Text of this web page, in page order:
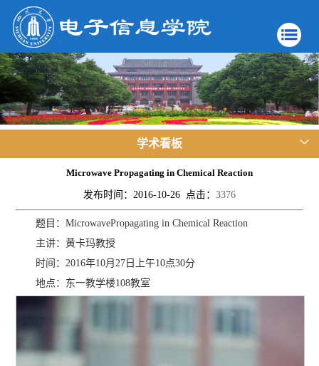
学术看板
Microwave Propagating in Chemical Reaction
发布时间：2016-10-26 点击： 3376
题目：MicrowavePropagating in Chemical Reaction
主讲：黄卡玛教授
时间：2016年10月27日上午10点30分
地点：东一教学楼108教室